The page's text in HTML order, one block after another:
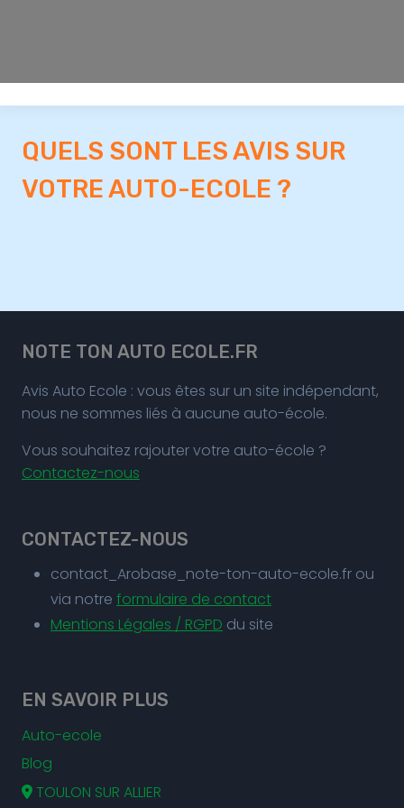
QUELS SONT LES AVIS SUR
VOTRE AUTO-ECOLE ?
NOTE TON AUTO ECOLE.FR
Avis Auto Ecole : vous êtes sur un site indépendant,
nous ne sommes liés à aucune auto-école.
Vous souhaitez rajouter votre auto-école ?
Contactez-nous
CONTACTEZ-NOUS
contact_Arobase_note-ton-auto-ecole.fr ou
via notre formulaire de contact
Mentions Légales / RGPD du site
EN SAVOIR PLUS
Auto-ecole
Blog
TOULON SUR ALLIER